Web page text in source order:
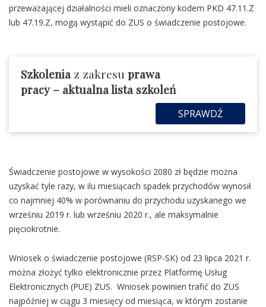
przeważającej działalności mieli oznaczony kodem PKD 47.11.Z
lub 47.19.Z, mogą wystąpić do ZUS o świadczenie postojowe.
Szkoleniaz zakresu prawa
pracy– aktualna lista szkoleń
SPRAWDŹ
Świadczenie postojowe w wysokości 2080 zł będzie można
uzyskać tyle razy, w ilu miesiącach spadek przychodów wynosił
co najmniej 40% w porównaniu do przychodu uzyskanego we
wrześniu 2019 r. lub wrześniu 2020 r., ale maksymalnie
pięciokrotnie.
Wniosek o świadczenie postojowe (RSP-SK) od 23 lipca 2021 r.
można złożyć tylko elektronicznie przez Platformę Usług
Elektronicznych (PUE) ZUS. Wniosek powinien trafić do ZUS
najpóźniej w ciągu 3 miesięcy od miesiąca, w którym zostanie